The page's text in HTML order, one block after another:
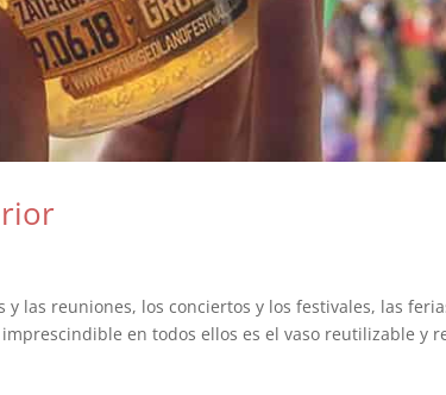
las reuniones, los conciertos y los festivales, las
en todos ellos es el vaso reutilizable y